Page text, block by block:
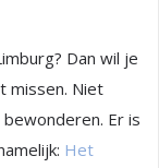
Dan wil je
missen. Niet
Er is
Het